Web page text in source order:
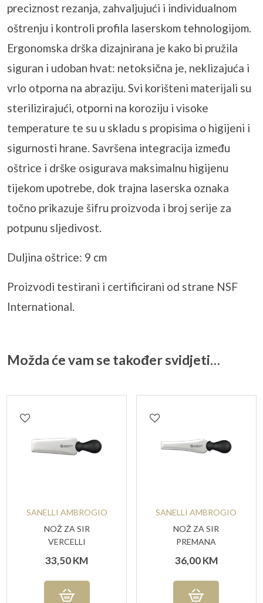
preciznost rezanja, zahvaljujući i individualnom
oštrenju i kontroli profila laserskom tehnologijom.
Ergonomska drška dizajnirana je kako bi pružila
siguran i udoban hvat: netoksična je, neklizajuća i
vrlo otporna na abraziju. Svi korišteni materijali su
sterilizirajući, otporni na koroziju i visoke
temperature te su u skladu s propisima o higijeni i
sigurnosti hrane. Savršena integracija između
oštrice i drške osigurava maksimalnu higijenu
tijekom upotrebe, dok trajna laserska oznaka
točno prikazuje šifru proizvoda i broj serije za
potpunu sljedivost.
Duljina oštrice: 9 cm
Proizvodi testirani i certificirani od strane NSF
International.
Možda će vam se također svidjeti…
SANELLI AMBROGIO
NOŽ ZA SIR
VERCELLI
AMBROGIO SANELLI
33,50KM
SANELLI AMBROGIO
NOŽ ZA SIR
PREMANA
AMBROGIO SANELLI
36,00KM